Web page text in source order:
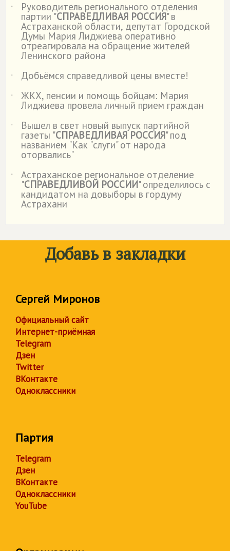
˙ Руководитель регионального отделения
партии "СПРАВЕДЛИВАЯ РОССИЯ" в
Астраханской области, депутат Городской
Думы Мария Лиджиева оперативно
отреагировала на обращение жителей
Ленинского района
˙
Добьёмся справедливой цены вместе!
˙
ЖКХ, пенсии и помощь бойцам: Мария
Лиджиева провела личный прием граждан
˙
Вышел в свет новый выпуск партийной
газеты "СПРАВЕДЛИВАЯ РОССИЯ" под
названием "Как "слуги" от народа
оторвались"
˙
Астраханское региональное отделение
"СПРАВЕДЛИВОЙ РОССИИ" определилось с
кандидатом на довыборы в гордуму
Астрахани
Добавь в закладки
Сергей Миронов
Официальный сайт
Интернет-приёмная
Telegram
Дзен
Twitter
ВКонтакте
Одноклассники
Партия
Telegram
Дзен
ВКонтакте
Одноклассники
YouTube